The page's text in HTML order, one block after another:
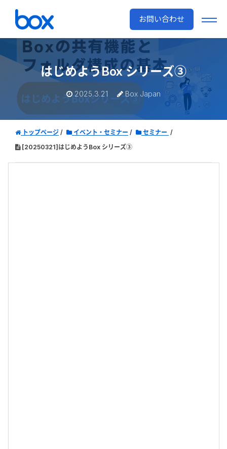
お問い合わせ
はじめようBox シリーズ③
2025.3.21 Box Japan
トップページ イベント・セミナー
セミナー
[20250321]はじめようBox シリーズ③